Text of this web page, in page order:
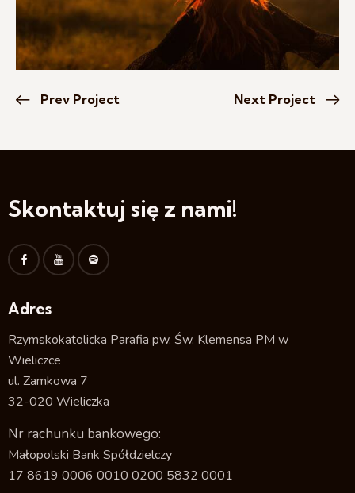
Prev Project Next Project
Skontaktuj się z nami!
Adres
Rzymskokatolicka Parafia pw. Św. Klemensa PM w
Wieliczce
ul. Zamkowa 7
32-020 Wieliczka
Nr rachunku bankowego:
Małopolski Bank Spółdzielczy
17 8619 0006 0010 0200 5832 0001